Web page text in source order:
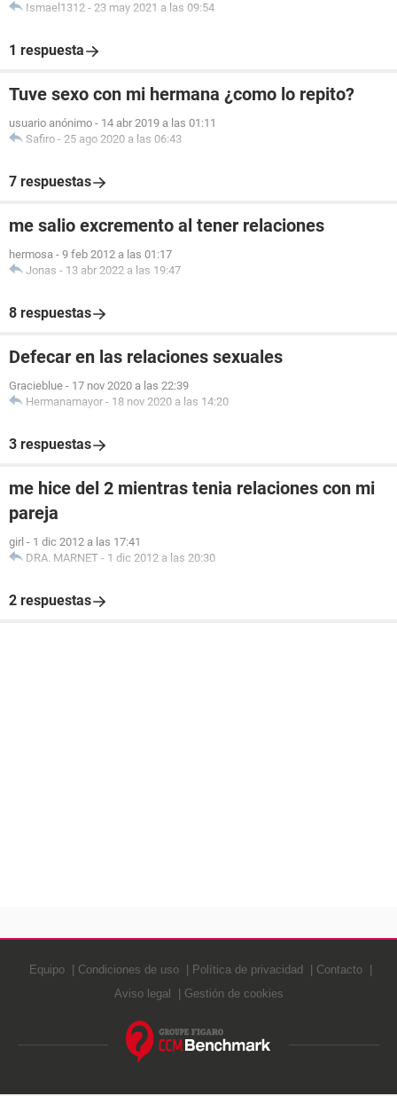
Ismael1312 - 23 may 2021 a las 09:54
1 respuesta
Tuve sexo con mi hermana ¿como lo repito?
usuario anónimo - 14 abr 2019 a las 01:11
Safiro - 25 ago 2020 a las 06:43
7 respuestas
me salio excremento al tener relaciones
hermosa - 9 feb 2012 a las 01:17
Jonas - 13 abr 2022 a las 19:47
8 respuestas
Defecar en las relaciones sexuales
Gracieblue - 17 nov 2020 a las 22:39
Hermanamayor - 18 nov 2020 a las 14:20
3 respuestas
me hice del 2 mientras tenia relaciones con mi
pareja
girl - 1 dic 2012 a las 17:41
DRA. MARNET - 1 dic 2012 a las 20:30
2 respuestas
Equipo Condiciones de uso Política de privacidad
Contacto
Aviso legal
Gestión de cookies